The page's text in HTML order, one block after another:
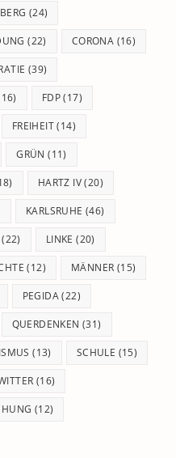
(24)
(22) CORONA (16)
(39)
FDP(17)
FREIHEIT(14)
GRÜN (11)
HARTZ IV(20)
KARLSRUHE (46)
(22) LINKE (20)
(12) MÄNNER (15)
PEGIDA(22)
QUERDENKEN (31)
(13) SCHULE (15)
(16)
(12)